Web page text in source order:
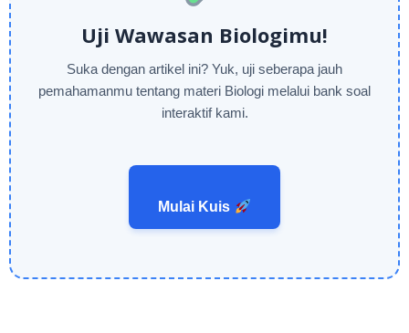
Uji Wawasan Biologimu!
Suka dengan artikel ini? Yuk, uji seberapa jauh
pemahamanmu tentang materi Biologi melalui bank soal
interaktif kami.
Mulai Kuis